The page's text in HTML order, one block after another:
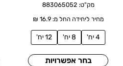
מק"ט: 883065052
מחיר ליחידה החל מ: 16.9 ₪
4 יח' 8 יח' 12 יח'
בחר אפשרויות